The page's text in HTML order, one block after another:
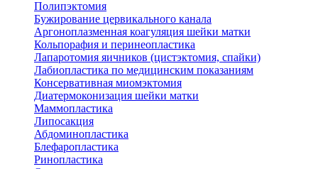
Полипэктомия
Бужирование цервикального канала
Аргоноплазменная коагуляция шейки матки
Кольпорафия и перинеопластика
Лапаротомия яичников (цистэктомия, спайки)
Лабиопластика по медицинским показаниям
Консервативная миомэктомия
Диатермоконизация шейки матки
Маммопластика
Липосакция
Абдоминопластика
Блефаропластика
Ринопластика